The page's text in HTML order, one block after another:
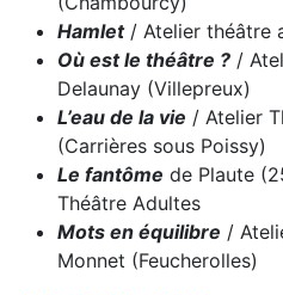
Hamlet / Atelier théâtre
Où est le théâtre ? /
Delaunay (Villepreux)
L’eau de la vie / Atelier
(Carrières sous Poissy)
Le fantôme de Plaute
Théâtre Adultes
Mots en équilibre /
Monnet (Feucherolles)